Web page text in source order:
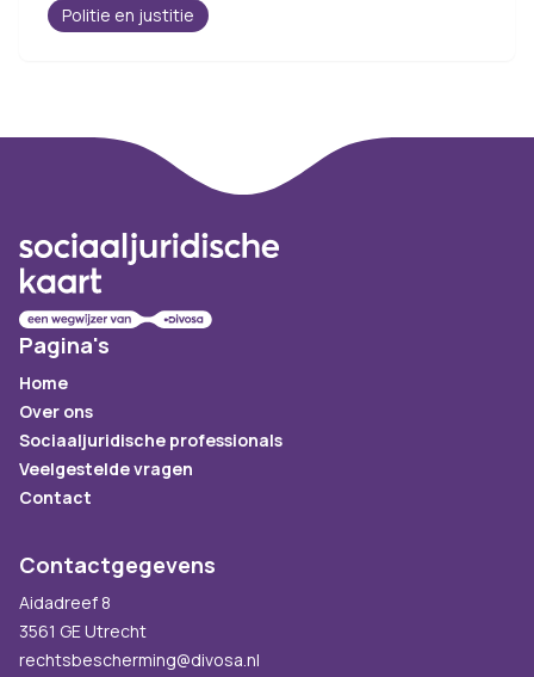
Politie en justitie
Pagina's
Home
Over ons
Sociaaljuridische professionals
Veelgestelde vragen
Contact
Contactgegevens
Aidadreef 8
3561 GE Utrecht
rechtsbescherming@divosa.nl